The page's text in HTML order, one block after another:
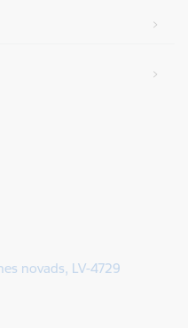
novads, LV-4729